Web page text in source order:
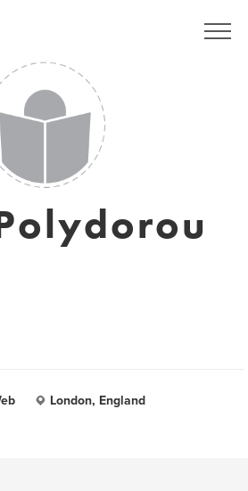
London, England